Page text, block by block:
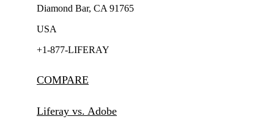
Diamond Bar, CA 91765
USA
+1-877-LIFERAY
COMPARE
Liferay vs. Adobe